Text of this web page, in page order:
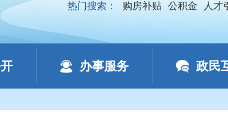
热门搜索： 购房补贴 公积金 人才
办事服务 政民